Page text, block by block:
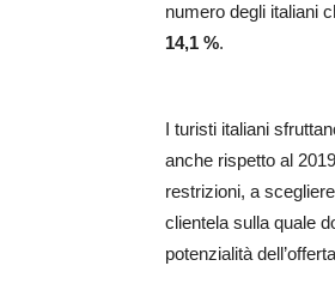
numero degli italiani
14,1 %.
I turisti italiani
anche rispetto al
restrizioni, a
clientela sulla quale
potenzialità